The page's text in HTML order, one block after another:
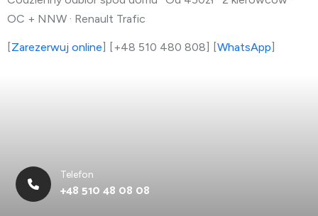
OC + NNW · Renault Trafic
[Zarezerwuj online] [+48 510 480 808] [WhatsApp]
Telefon
+48 510 48 08 08